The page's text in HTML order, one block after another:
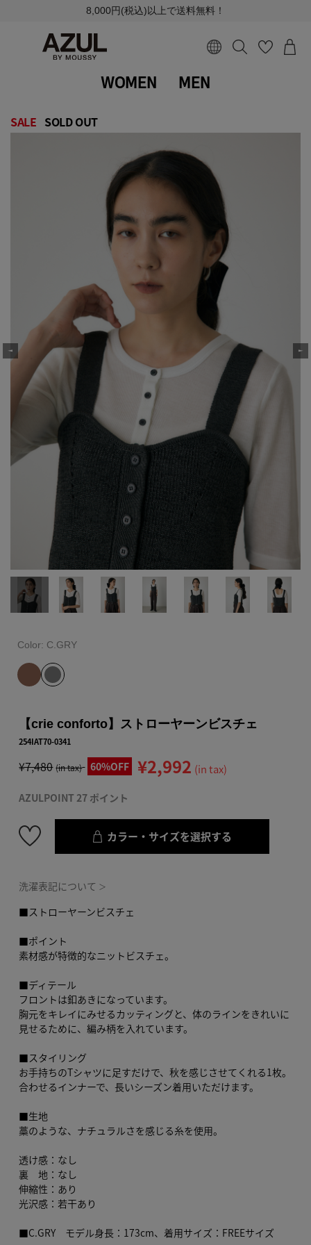
8,000円(税込)以上で送料無料！
WOMEN MEN
SALE SOLD OUT
Color: C.GRY
【crie conforto】ストローヤーンビスチェ
254IAT70-0341
¥7,480 (in tax) 60%OFF ¥2,992 (in tax)
AZULPOINT 27 ポイント
カラー・サイズを選択する
洗濯表記について ＞
■ストローヤーンビスチェ
■ポイント
素材感が特徴的なニットビスチェ。
■ディテール
フロントは釦あきになっています。
胸元をキレイにみせるカッティングと、体のラインをきれいに
見せるために、編み柄を入れています。
■スタイリング
お手持ちのTシャツに足すだけで、秋を感じさせてくれる1枚。
合わせるインナーで、長いシーズン着用いただけます。
■生地
藁のような、ナチュラルさを感じる糸を使用。
透け感：なし
裏 地：なし
伸縮性：あり
光沢感：若干あり
■C.GRY モデル身長：173cm、着用サイズ：FREEサイズ